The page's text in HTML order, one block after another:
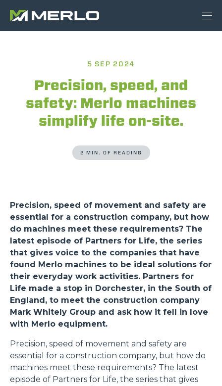
5 SEP 2024
Precision, speed, and
safety: Merlo machines
simplify life on-site.
2 MIN. OF READING
Precision, speed of movement and safety are
essential for a construction company, but how
do machines meet these requirements? The
latest episode of Partners for Life, the series
that gives voice to the companies that have
found Merlo machines to be ideal solutions for
their everyday work activities. Partners for
Life made a stop in Dorchester, in the South of
England, to meet the construction company
Mark Whitely Group and ask how it fell in love
with Merlo equipment.
Precision, speed of movement and safety are
essential for a construction company, but how do
machines meet these requirements? The latest
episode of Partners for Life, the series that gives